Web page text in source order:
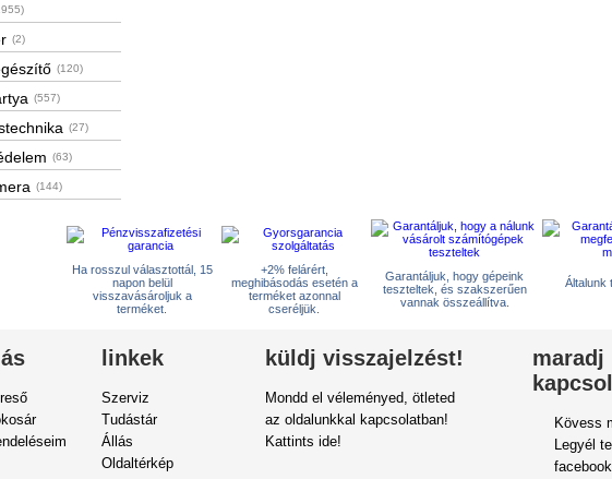
(2)
(120)
(557)
(27)
(63)
(144)
Ha rosszul választottál, 15
napon belül
visszavásároljuk a
terméket.
+2% felárért,
meghibásodás esetén a
terméket azonnal
cseréljük.
Garantáljuk, hogy gépeink
teszteltek, és szakszerűen
vannak összeállítva.
Általunk
linkek
Szerviz
Tudástár
Állás
Oldaltérkép
küldj visszajelzést!
Mondd el véleményed, ötleted
az oldalunkkal kapcsolatban!
Kattints ide!
maradj
Kövess
Legyél